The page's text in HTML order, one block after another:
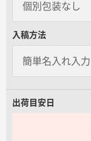
個別包装なし
入稿方法
出荷目安日